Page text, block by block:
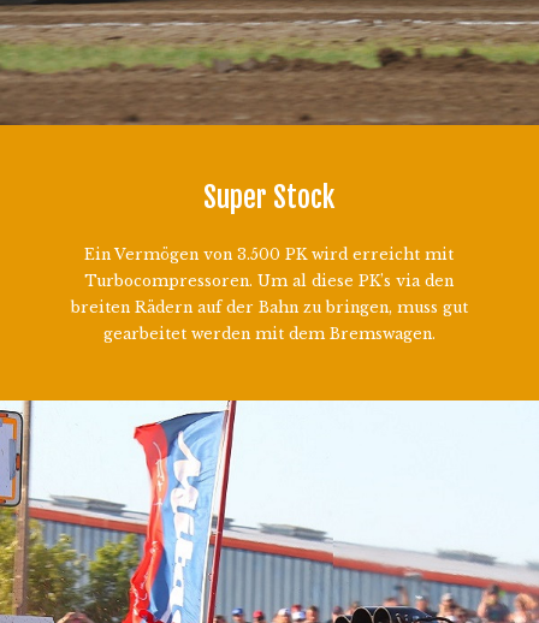
Super Stock
Ein Vermögen von 3.500 PK wird erreicht mit
Turbocompressoren. Um al diese PK’s via den
breiten Rädern auf der Bahn zu bringen, muss gut
gearbeitet werden mit dem Bremswagen.